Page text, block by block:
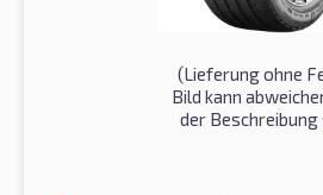
(Lieferung ohne
Bild kann
der Beschreibung